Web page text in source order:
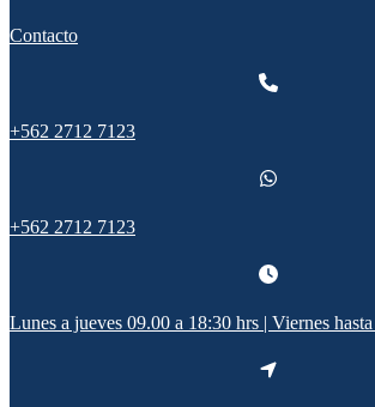
Contacto
+562 2712 7123
+562 2712 7123
Lunes a jueves 09.00 a 18:30 hrs | Viernes